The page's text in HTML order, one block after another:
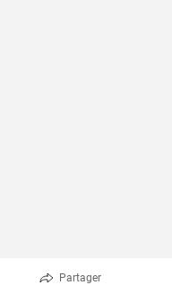
Partager